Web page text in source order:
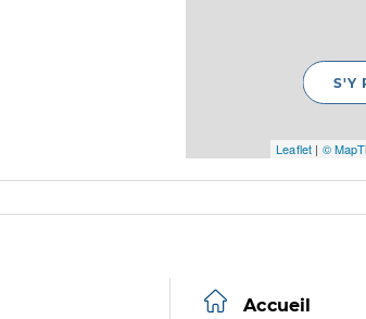
Leaflet | ©
S'Y
Accueil